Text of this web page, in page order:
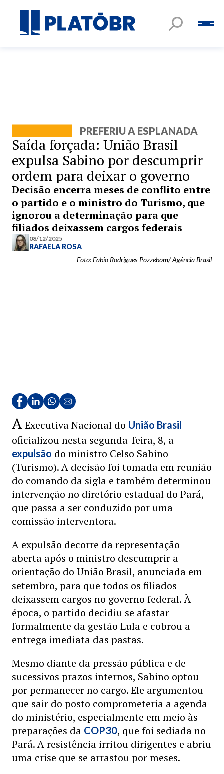
PREFERIU A ESPLANADA
Saída forçada: União Brasil
expulsa Sabino por descumprir
ordem para deixar o governo
Decisão encerra meses de conflito entre
o partido e o ministro do Turismo, que
ignorou a determinação para que
filiados deixassem cargos federais
08/12/2025
RAFAELA ROSA
Foto: Fabio Rodrigues-Pozzebom/ Agência Brasil
AExecutiva Nacional do União Brasil
oficializou nesta segunda-feira, 8, a
expulsão do ministro Celso Sabino
(Turismo). A decisão foi tomada em reunião
do comando da sigla e também determinou
intervenção no diretório estadual do Pará,
que passa a ser conduzido por uma
comissão interventora.
A expulsão decorre da representação
aberta após o ministro descumprir a
orientação do União Brasil, anunciada em
setembro, para que todos os filiados
deixassem cargos no governo federal. À
época, o partido decidiu se afastar
formalmente da gestão Lula e cobrou a
entrega imediata das pastas.
Mesmo diante da pressão pública e de
sucessivos prazos internos, Sabino optou
por permanecer no cargo. Ele argumentou
que sair do posto comprometeria a agenda
do ministério, especialmente em meio às
preparações da COP30, que foi sediada no
Pará. A resistência irritou dirigentes e abriu
uma crise que se arrastou por meses.